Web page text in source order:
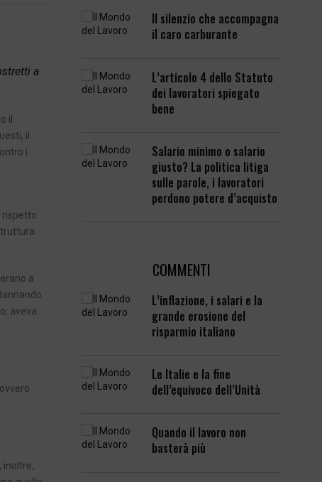
a
il
il
i
rispetto
a
aveva
inoltre,
Il silenzio che accompagna
il caro carburante
L’articolo 4 dello Statuto
dei lavoratori spiegato
bene
Salario minimo o salario
giusto? La politica litiga
sulle parole, i lavoratori
perdono potere d’acquisto
COMMENTI
L’inflazione, i salari e la
grande erosione del
risparmio italiano
Le Italie e la fine
dell’equivoco dell’Unità
Quando il lavoro non
basterà più